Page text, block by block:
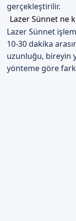
gerçekleştirilir.
Lazer Sünnet ne
Lazer Sünnet
10-30 dakika
uzunluğu, bireyin
yönteme göre